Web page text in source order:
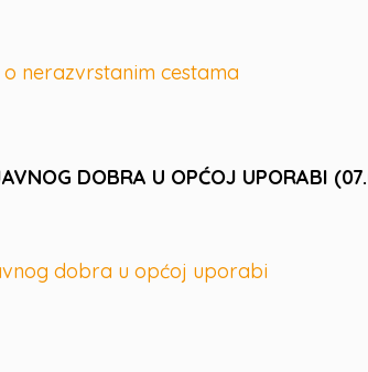
nerazvrstanim cestama
DOBRA U OPĆOJ UPORABI
dobra u općoj uporabi